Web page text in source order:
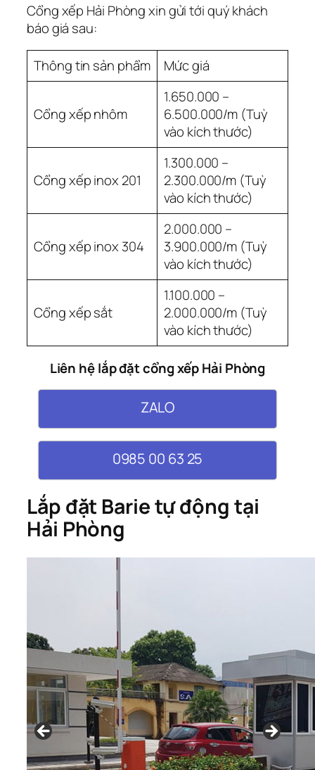
Cổng xếp Hải Phòng xin gửi tới quý khách
báo giá sau:
Thông tin sản phẩm Mức giá
Cổng xếp nhôm
1.650.000 –
6.500.000/m (Tuỳ
vào kích thước)
Cổng xếp inox 201
1.300.000 –
2.300.000/m (Tuỳ
vào kích thước)
Cổng xếp inox 304
2.000.000 –
3.900.000/m (Tuỳ
vào kích thước)
Cổng xếp sắt
1.100.000 –
2.000.000/m (Tuỳ
vào kích thước)
Liên hệ lắp đặt cổng xếp Hải Phòng
ZALO
0985 00 63 25
Lắp đặt Barie tự động tại
Hải Phòng